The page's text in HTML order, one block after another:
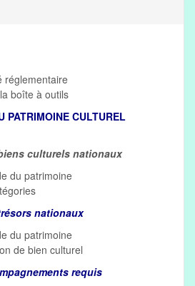
réglementaire
boîte à outils
PATRIMOINE CULTUREL
culturels nationaux
du patrimoine
nationaux
du patrimoine
de bien culturel
requis